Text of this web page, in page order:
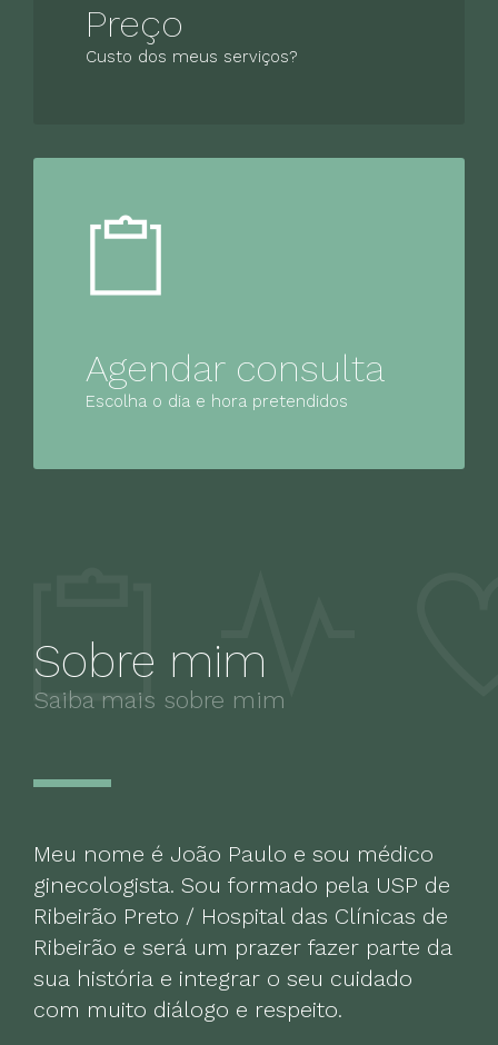
Preço
Custo dos meus serviços?
Agendar consulta
Escolha o dia e hora pretendidos
Sobre mim
Saiba mais sobre mim
Meu nome é João Paulo e sou médico
ginecologista. Sou formado pela USP de
Ribeirão Preto / Hospital das Clínicas de
Ribeirão e será um prazer fazer parte da
sua história e integrar o seu cuidado
com muito diálogo e respeito.